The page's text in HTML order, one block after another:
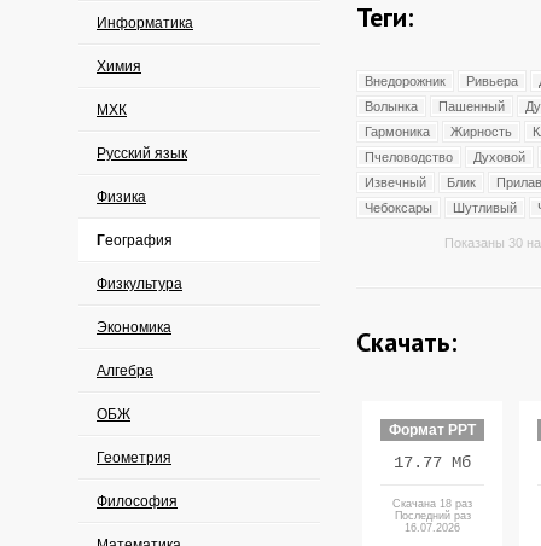
Информатика
Химия
МХК
Русский язык
Физика
География
Физкультура
Экономика
Алгебра
ОБЖ
Геометрия
Философия
Теги:
Внедорожник Ривьера
Волынка
Пашенный
Гармоника
Жирность
Пчеловодство
Духовой
Извечный
Блик
Чебоксары
Шутливый
Показаны 30
Скачать:
Формат PPT
17.77 Мб
Скачана 18 раз
Последний раз
16.07.2026